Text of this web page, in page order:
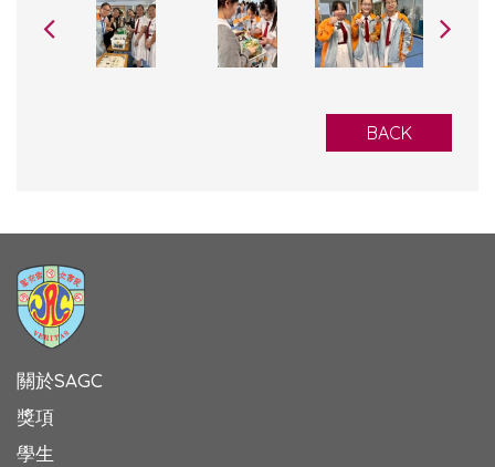
BACK
關於SAGC
獎項
學生